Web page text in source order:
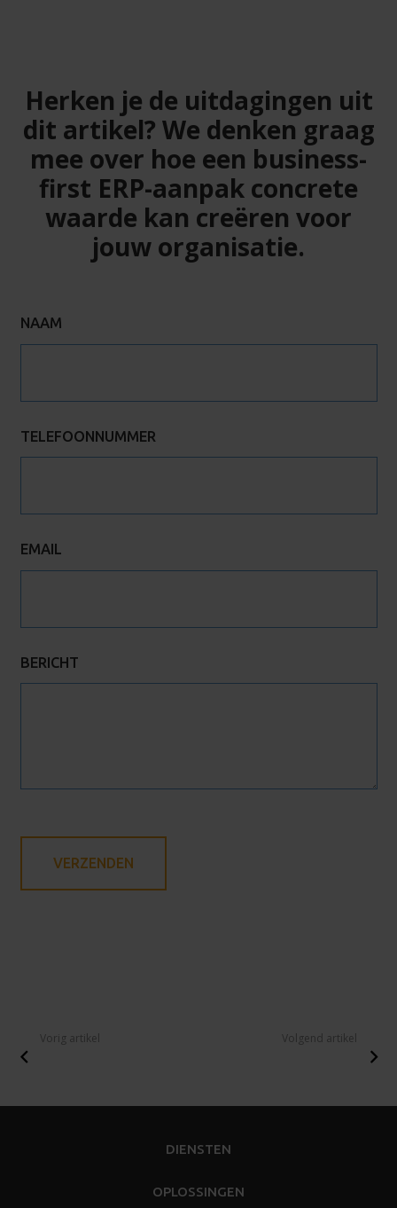
Herken je de uitdagingen uit
dit artikel? We denken graag
mee over hoe een business-
first ERP-aanpak concrete
waarde kan creëren voor
jouw organisatie.
NAAM
TELEFOONNUMMER
EMAIL
BERICHT
Vorig artikel Volgend artikel
DIENSTEN
OPLOSSINGEN